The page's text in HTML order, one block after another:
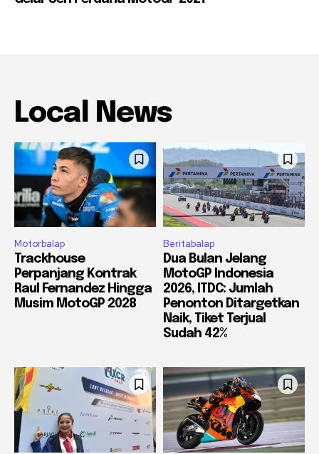
Local News
Motorbalap
Trackhouse
Perpanjang Kontrak
Raul Fernandez Hingga
Musim MotoGP 2028
Beritabalap
Dua Bulan Jelang
MotoGP Indonesia
2026, ITDC: Jumlah
Penonton Ditargetkan
Naik, Tiket Terjual
Sudah 42%